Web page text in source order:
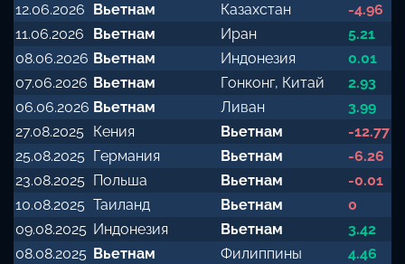
12.06.2026
Вьетнам Казахстан
-4.96
11.06.2026
Вьетнам Иран
5.21
08.06.2026 Вьетнам Индонезия
0.01
07.06.2026 Вьетнам Гонконг, Китай
2.93
06.06.2026 Вьетнам Ливан
3.99
27.08.2025
Кения Вьетнам
-12.77
25.08.2025
Германия Вьетнам
-6.26
23.08.2025 Польша Вьетнам
-0.01
10.08.2025 Таиланд Вьетнам
0
09.08.2025 Индонезия Вьетнам
3.42
08.08.2025 Вьетнам Филиппины
4.46